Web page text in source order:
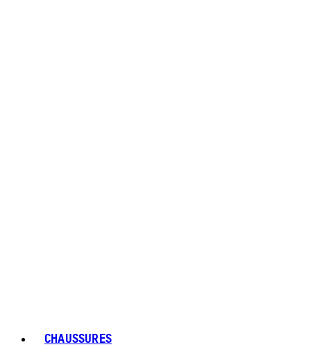
CHAUSSURES